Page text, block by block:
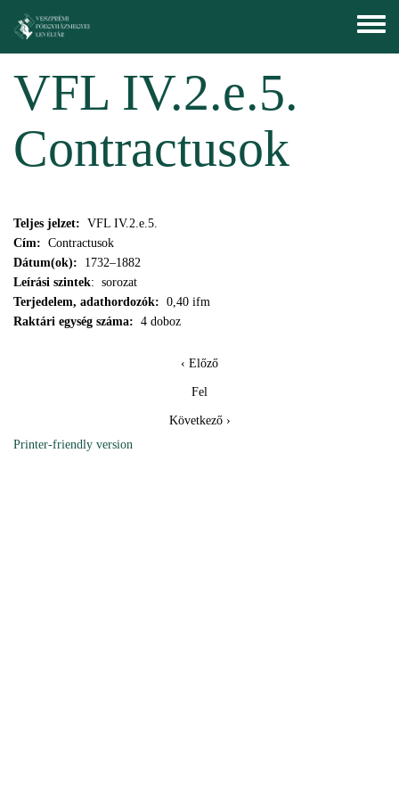
Toggle
menu
VFL IV.2.e.5.
Contractusok
Teljes jelzet: VFL IV.2.e.5.
Cím: Contractusok
Dátum(ok): 1732–1882
Leírási szintek: sorozat
Terjedelem, adathordozók: 0,40 ifm
Raktári egység száma: 4 doboz
‹ Előző
Fel
Következő ›
Printer-friendly version